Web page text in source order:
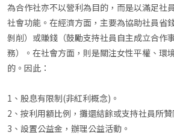
為合作社亦不以營利為目的，而是以滿足社
社會功能。在經濟方面，主要為協助社員省
剝削）或賺錢（鼓勵支持社員自主成立合作
務）。在社會方面，則是關注女性平權、環
的。因此：
1、股息有限制(非紅利概念)。
2、按利用額比例，攤還結餘或支持社員所贊
3、設置公益金，辦理公益活動。